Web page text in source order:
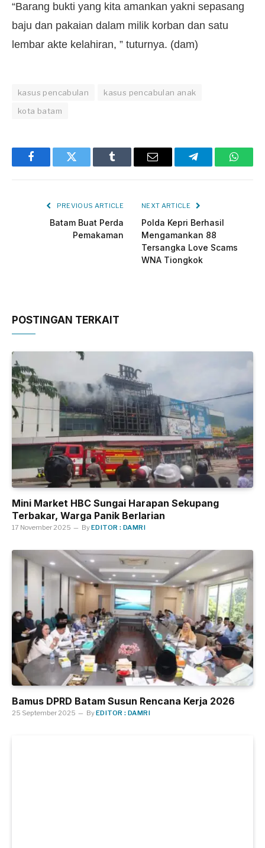
“Barang bukti yang kita amankan yakni sepasang
baju dan pakaian dalam milik korban dan satu
lembar akte kelahiran, ” tuturnya. (dam)
kasus pencabulan
kasus pencabulan anak
kota batam
FacebookTwitter Tumblr Email Telegram
PREVIOUS ARTICLE
Batam Buat Perda
Pemakaman
NEXT ARTICLE
Polda Kepri Berhasil
Mengamankan 88
Tersangka Love Scams
WNA Tiongkok
POSTINGAN TERKAIT
Mini Market HBC Sungai Harapan Sekupang
Terbakar, Warga Panik Berlarian
17 November 2025 ByEDITOR : DAMRI
Bamus DPRD Batam Susun Rencana Kerja 2026
25 September 2025 ByEDITOR : DAMRI